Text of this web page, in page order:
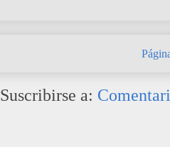
Suscribirse a: